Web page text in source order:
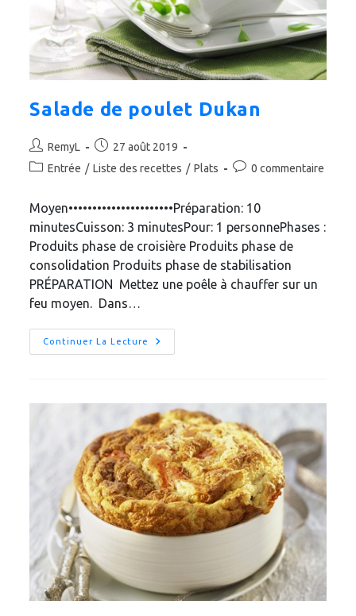
Salade de poulet Dukan
Auteur/autrice
de
RemyL
Publication
publiée :
27 août 2019
PostEntrée / Liste des recettes / Plats
Commentaires
publication :
0 commentaire
Moyen••••••••••••••••••••••Préparation: 10
minutesCuisson: 3 minutesPour: 1 personnePhases :
Produits phase de croisière Produits phase de
consolidation Produits phase de stabilisation
PRÉPARATION Mettez une poêle à chauffer sur un
feu moyen. Dans…
Continuer La Lecture
Salade
De